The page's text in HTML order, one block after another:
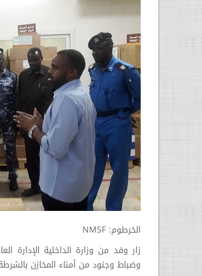
الخرطوم: NMSF
زار وفد من وزارة الداخلية الإدارة
وضباط وجنود من أمناء المخازن